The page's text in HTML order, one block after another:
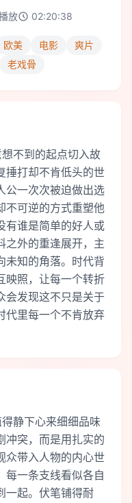
放 02:20:38
欧美 电影
爽片
老戏骨
不到的起点切入故
捶打却不肯低头的世
公一次次被迫做出选
不可逆的方式重塑他
有谁是简单的好人或
之外的重逢展开，主
未知的角落。时代背
映照，让每一个转折
会发现这不只是关于
代里每一个不肯放弃
静下心来细细品味
冲突，而是用扎实的
众带入人物的内心世
每一条支线看似各自
一起。伏笔铺得耐